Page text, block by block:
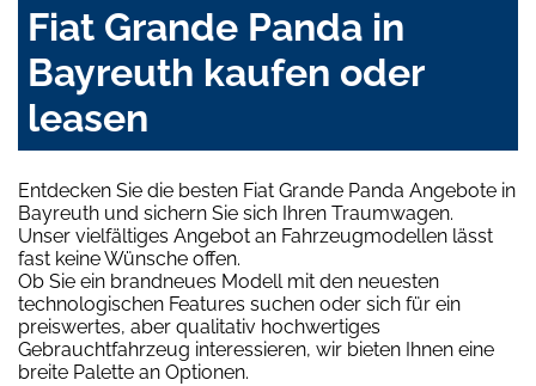
Fiat Grande Panda in
Bayreuth kaufen oder
leasen
Entdecken Sie die besten Fiat Grande Panda Angebote in
Bayreuth und sichern Sie sich Ihren Traumwagen.
Unser vielfältiges Angebot an Fahrzeugmodellen lässt
fast keine Wünsche offen.
Ob Sie ein brandneues Modell mit den neuesten
technologischen Features suchen oder sich für ein
preiswertes, aber qualitativ hochwertiges
Gebrauchtfahrzeug interessieren, wir bieten Ihnen eine
breite Palette an Optionen.